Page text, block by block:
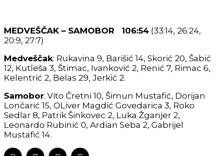
MEDVEŠČAK – SAMOBOR 106:54 (33:14, 26:24,
20:9, 27:7)
Medveščak: Rukavina 9, Barišić 14, Skorić 20, Šabić
12, Kutleša 3, Štimac, Ivanković 2, Renić 7, Rimac 6,
Kelentrić 2, Belas 29, Jerkić 2.
Samobor: Vito Čretni 10, Šimun Mustafić, Dorijan
Lončarić 15, OLiver Magdić Govedarica 3, Roko
Sedlar 8, Patrik Šinkovec 2, Luka Žganjer 2,
Leonardo Rubinić 0, Ardian Seba 2, Gabrijel
Mustafić 14.